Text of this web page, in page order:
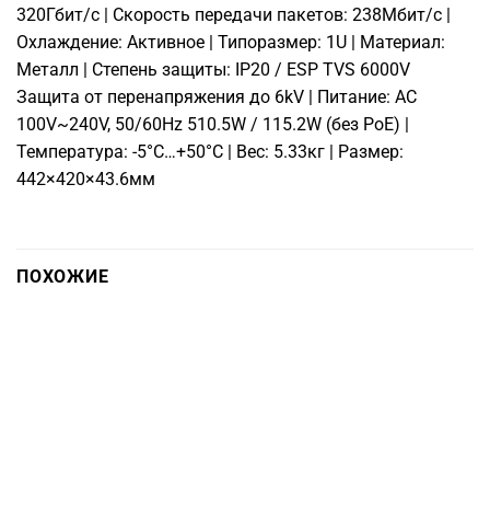
320Гбит/с | Скорость передачи пакетов: 238Мбит/с |
Охлаждение: Активное | Типоразмер: 1U | Материал:
Металл | Степень защиты: IP20 / ESP TVS 6000V
Защита от перенапряжения до 6kV | Питание: AC
100V~240V, 50/60Hz 510.5W / 115.2W (без PoE) |
Температура: -5°C…+50°C | Вес: 5.33кг | Размер:
442×420×43.6мм
ПОХОЖИЕ